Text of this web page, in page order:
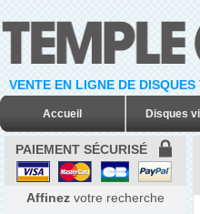
VENTE EN LIGNE DE
Accueil Disques
PAIEMENT SÉCURISÉ
Affinez votre recherche